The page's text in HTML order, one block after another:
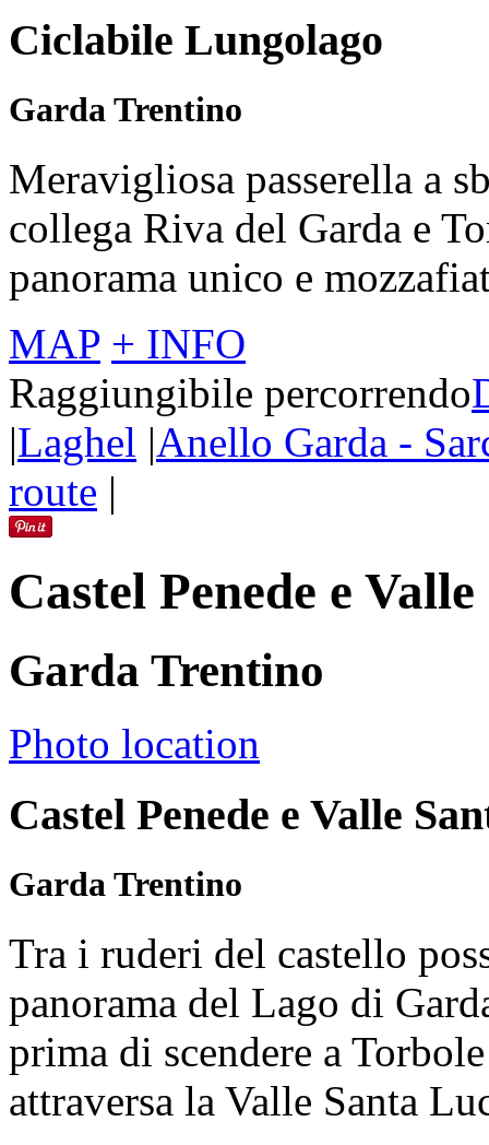
Ciclabile Lungolago
Garda Trentino
Meravigliosa passerella a
collega Riva del Garda e
panorama unico e
MAP + INFO
Raggiungibile percorrendo
|Laghel |Anello Garda -
route |
Castel Penede e
Garda Trentino
Photo location
Castel Penede e Valle
Garda Trentino
Tra i ruderi del castello
panorama del Lago di
prima di scendere a
attraversa la Valle Santa